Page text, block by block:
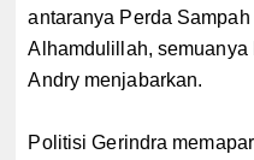
antaranya Perda
Alhamdulillah,
Andry menjabarkan.
Politisi Gerindra